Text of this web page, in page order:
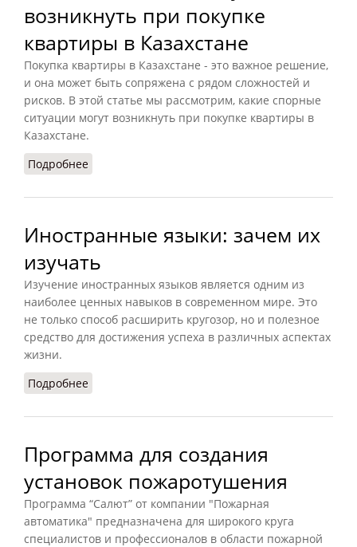
возникнуть при покупке
квартиры в Казахстане
Покупка квартиры в Казахстане - это важное решение,
и она может быть сопряжена с рядом сложностей и
рисков. В этой статье мы рассмотрим, какие спорные
ситуации могут возникнуть при покупке квартиры в
Казахстане.
Подробнее
Иностранные языки: зачем их
изучать
Изучение иностранных языков является одним из
наиболее ценных навыков в современном мире. Это
не только способ расширить кругозор, но и полезное
средство для достижения успеха в различных аспектах
жизни.
Подробнее
Программа для создания
установок пожаротушения
Программа “Салют” от компании "Пожарная
автоматика" предназначена для широкого круга
специалистов и профессионалов в области пожарной